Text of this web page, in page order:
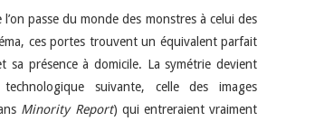
passe du monde des monstres à celui des
ces portes trouvent un équivalent parfait
sa présence à domicile. La symétrie devient
suivante, celle des images
Minority Report) qui entreraient vraiment